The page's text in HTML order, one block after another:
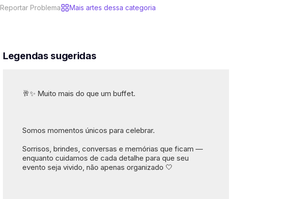
Reportar Problema Mais artes dessa categoria
Legendas sugeridas
🥂✨ Muito mais do que um buffet.
Somos momentos únicos para celebrar.
Sorrisos, brindes, conversas e memórias que ficam —
enquanto cuidamos de cada detalhe para que seu
evento seja vivido, não apenas organizado 🤍